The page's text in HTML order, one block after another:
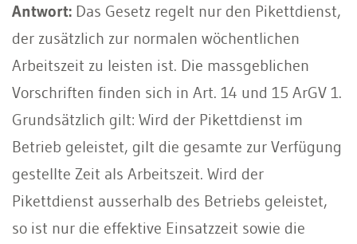
Antwort: Das Gesetz regelt nur den Pikettdienst,
der zusätzlich zur normalen wöchentlichen
Arbeitszeit zu leisten ist. Die massgeblichen
Vorschriften finden sich in Art. 14 und 15 ArGV 1.
Grundsätzlich gilt: Wird der Pikettdienst im
Betrieb geleistet, gilt die gesamte zur Verfügung
gestellte Zeit als Arbeitszeit. Wird der
Pikettdienst ausserhalb des Betriebs geleistet,
so ist nur die effektive Einsatzzeit sowie die